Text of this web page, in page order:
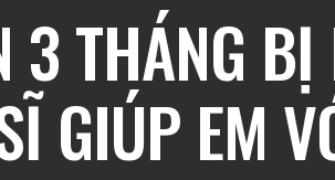
3 THÁNG
GIÚP EM